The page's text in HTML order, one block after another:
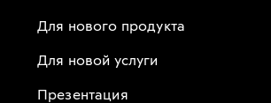
Для нового продукта
Для новой услуги
Презентация